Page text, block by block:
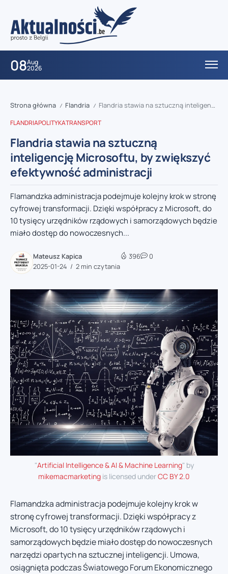
08Aug
2026
Strona główna / Flandria / Flandria stawia na sztuczną inteligencję Microsoftu, by zwiększyć efektywność administracji
FLANDRIAPOLITYKATRANSPORT
Flandria stawia na sztuczną
inteligencję Microsoftu, by zwiększyć
efektywność administracji
Flamandzka administracja podejmuje kolejny krok w stronę
cyfrowej transformacji. Dzięki współpracy z Microsoft, do
10 tysięcy urzędników rządowych i samorządowych będzie
miało dostęp do nowoczesnych...
Mateusz Kapica
2025-01-24
2 min czytania
396 0
"Artificial Intelligence & AI & Machine Learning" by
mikemacmarketing is licensed underCC BY 2.0
Flamandzka administracja podejmuje kolejny krok w
stronę cyfrowej transformacji. Dzięki współpracy z
Microsoft, do 10 tysięcy urzędników rządowych i
samorządowych będzie miało dostęp do nowoczesnych
narzędzi opartych na sztucznej inteligencji. Umowa,
osiągnięta podczas Światowego Forum Ekonomicznego